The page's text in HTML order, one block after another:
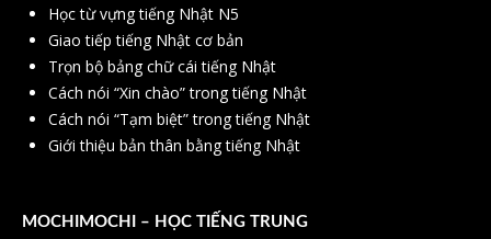
Học từ vựng tiếng Nhật N5
Giao tiếp tiếng Nhật cơ bản
Trọn bộ bảng chữ cái tiếng Nhật
Cách nói “Xin chào” trong tiếng Nhật
Cách nói “Tạm biệt” trong tiếng Nhật
Giới thiệu bản thân bằng tiếng Nhật
MOCHIMOCHI – HỌC TIẾNG TRUNG